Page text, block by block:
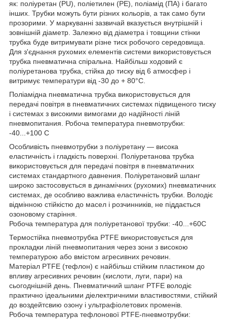
як: поліуретан (PU), поліетилен (PE), поліамід (ПА) і багато
інших. Трубки можуть бути різних кольорів, а так само бути
прозорими. У маркуванні зазвичай вказується внутрішній і
зовнішній діаметр. Залежно від діаметра і товщини стінки
трубка буде витримувати різне тиск робочого середовища.
Для з'єднання рухомих елементів системи використовується
трубка пневматична спіральна. Найбільш ходовий є
поліуретанова трубка, стійка до тиску від 6 атмосфер і
витримує температури від -30 до + 80°C.
Поліамідна пневматична трубка використовується для
передачі повітря в пневматичних системах підвищеного тиску
і системах з високими вимогами до надійності ліній
пневмопитания. Робоча температура пневмотрубки:
-40...+100 С
Особливість пневмотрубки з поліуретану — висока
еластичність і гладкість поверхні. Поліуретанова трубка
використовується для передачі повітря в пневматичних
системах стандартного давнения. Поліуретановий шланг
широко застосовується в динамічних (рухомих) пневматичних
системах, де особливо важлива еластичність трубки. Володіє
відмінною стійкістю до масел і розчинників, не піддається
озоновому старіння.
Робоча температура для поліуретанової трубки: -40...+60С
Термостійка пневмотрубка PTFE використовується для
прокладки ліній пневмопитания через зони з високою
температурою або вмістом агресивних речовин.
Матеріал PTFE (тефлон) є найбільш стійким пластиком до
впливу агресивних речовин (кислоти, луги, пари) на
сьогоднішній день. Пневматичний шланг PTFE володіє
практично ідеальними діелектричними властивостями, стійкий
до воздейтсвию озону і ультрафіолетових променів.
Робоча температура тефлонової PTFE-пневмотрубки: